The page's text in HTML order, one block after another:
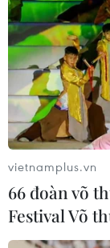
vietnamplus.vn
66 đoàn võ
Festival Võ